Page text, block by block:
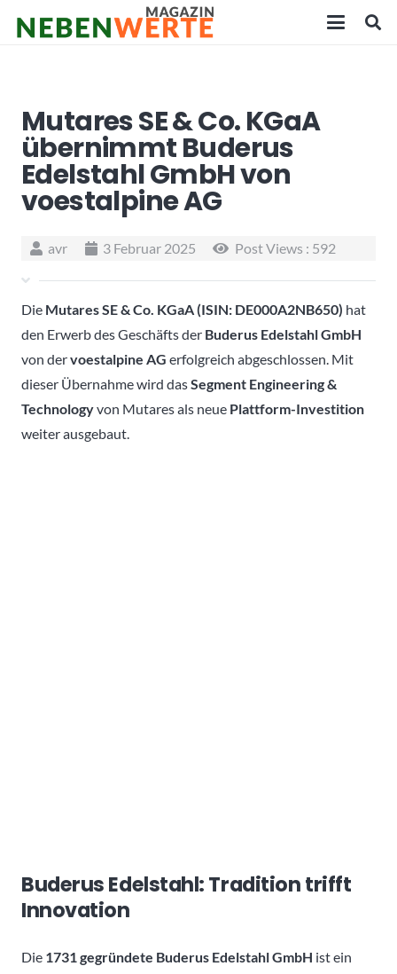
Mutares SE & Co. KGaA
übernimmt Buderus
Edelstahl GmbH von
voestalpine AG
avr 3 Februar 2025 Post Views : 592
Die Mutares SE & Co. KGaA (ISIN: DE000A2NB650) hat
den Erwerb des Geschäfts der Buderus Edelstahl GmbH
von dervoestalpine AG erfolgreich abgeschlossen. Mit
dieser Übernahme wird dasSegment Engineering &
Technologyvon Mutares als neue Plattform-Investition
weiter ausgebaut.
Buderus Edelstahl: Tradition trifft
Innovation
Die 1731 gegründete Buderus Edelstahl GmbH ist ein